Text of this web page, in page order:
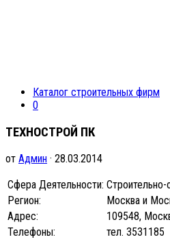
Каталог строительных фирм
0
ТЕХНОСТРОЙ ПК
от Админ · 28.03.2014
Сфера Деятельности:
Регион:
Москва и
Адрес:
109548,
Телефоны:
тел. 3531185